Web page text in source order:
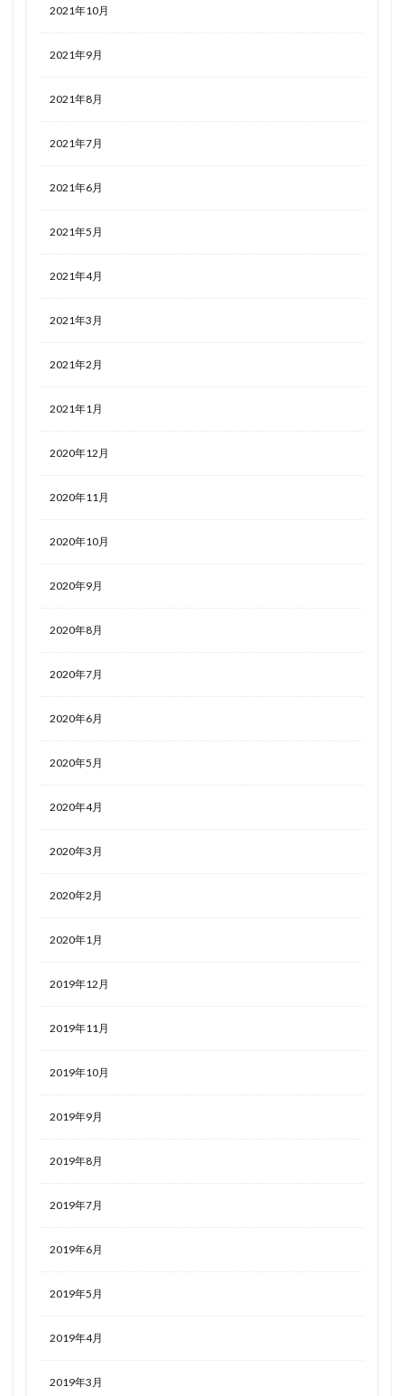
2021年10月
2021年9月
2021年8月
2021年7月
2021年6月
2021年5月
2021年4月
2021年3月
2021年2月
2021年1月
2020年12月
2020年11月
2020年10月
2020年9月
2020年8月
2020年7月
2020年6月
2020年5月
2020年4月
2020年3月
2020年2月
2020年1月
2019年12月
2019年11月
2019年10月
2019年9月
2019年8月
2019年7月
2019年6月
2019年5月
2019年4月
2019年3月